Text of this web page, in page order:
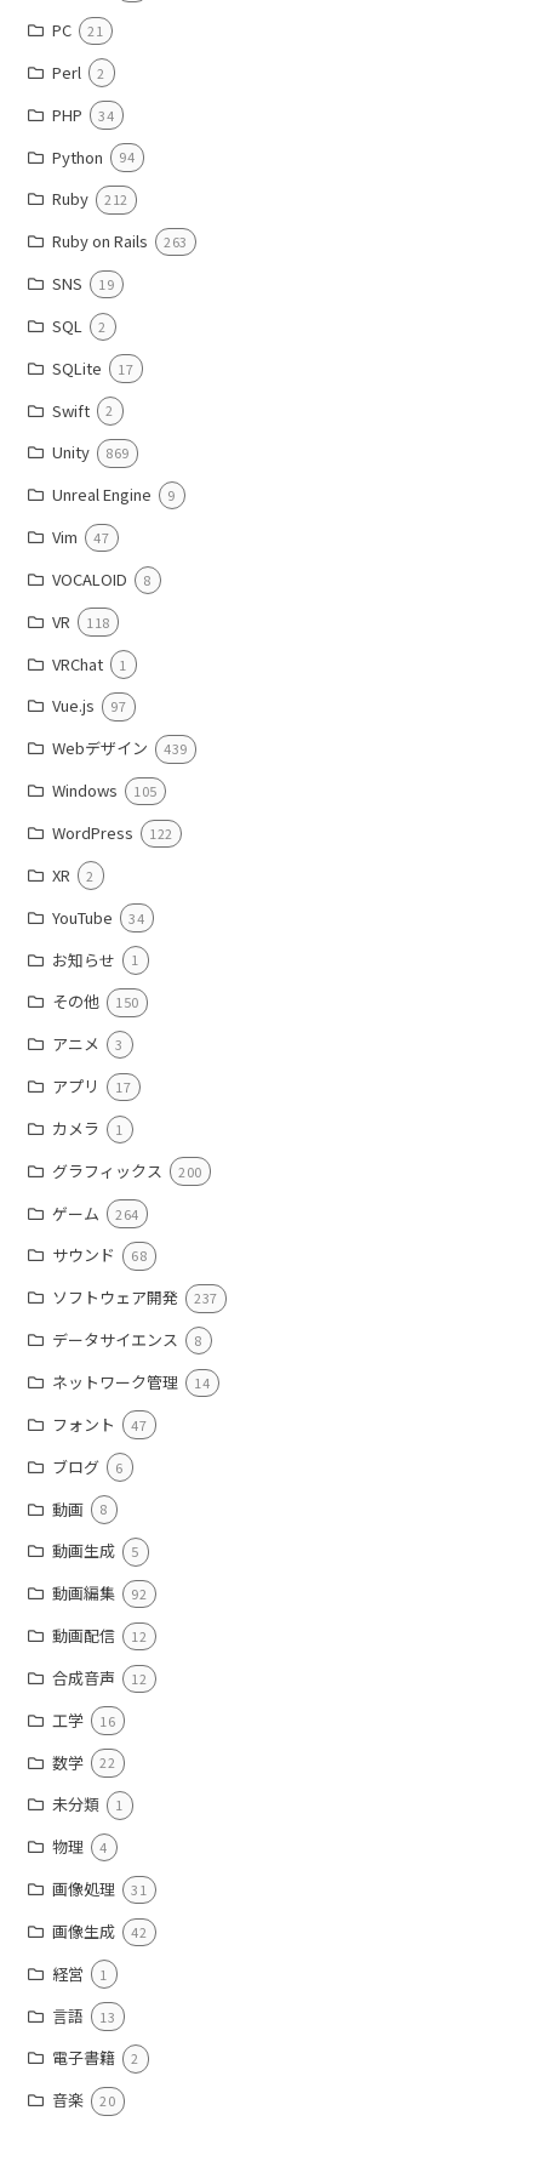
PC 21
Perl 2
PHP 34
Python 94
Ruby 212
Ruby on Rails 263
SNS 19
SQL 2
SQLite 17
Swift 2
Unity 869
Unreal Engine 9
Vim 47
VOCALOID 8
VR 118
VRChat 1
Vue.js 97
Webデザイン 439
Windows 105
WordPress 122
XR 2
YouTube 34
お知らせ 1
その他 150
アニメ 3
アプリ 17
カメラ 1
グラフィックス 200
ゲーム 264
サウンド 68
ソフトウェア開発 237
データサイエンス 8
ネットワーク管理 14
フォント 47
ブログ 6
動画 8
動画生成 5
動画編集 92
動画配信 12
合成音声 12
工学 16
数学 22
未分類 1
物理 4
画像処理 31
画像生成 42
経営 1
言語 13
電子書籍 2
音楽 20